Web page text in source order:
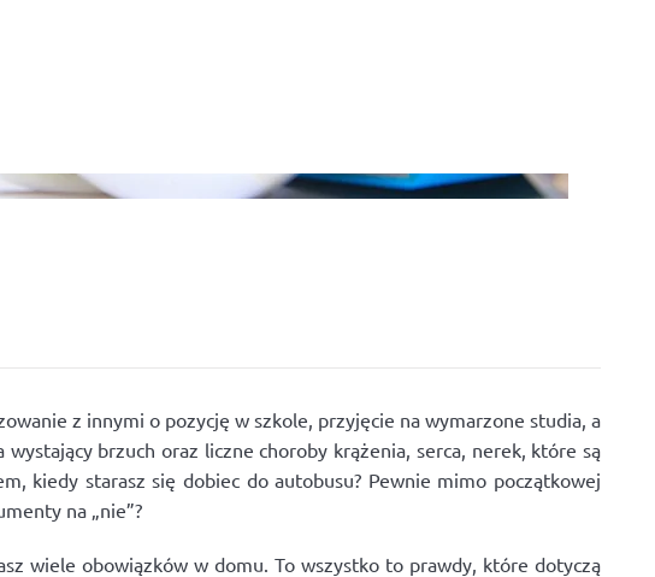
z innymi o pozycję w szkole, przyjęcie na wymarzone studia, a
brzuch oraz liczne choroby krążenia, serca, nerek, które są
kiedy starasz się dobiec do autobusu? Pewnie mimo początkowej
na „nie”?
wiele obowiązków w domu. To wszystko to prawdy, które dotyczą